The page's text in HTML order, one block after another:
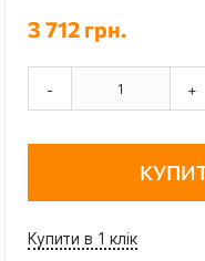
3 712 грн.
- +
Купити в 1 клік